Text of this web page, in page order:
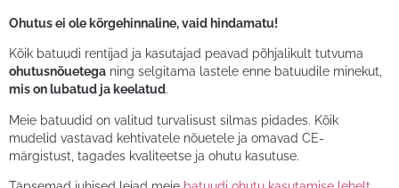
Ohutus ei ole kõrgehinnaline, vaid hindamatu!
Kõik batuudi rentijad ja kasutajad peavad põhjalikult tutvuma
ohutusnõuetega ning selgitama lastele enne batuudile minekut,
mis on lubatud ja keelatud.
Meie batuudid on valitud turvalisust silmas pidades. Kõik
mudelid vastavad kehtivatele nõuetele ja omavad CE-
märgistust, tagades kvaliteetse ja ohutu kasutuse.